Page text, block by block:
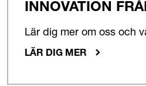
INNOVATION
Lär dig mer om oss och
LÄR DIG MER